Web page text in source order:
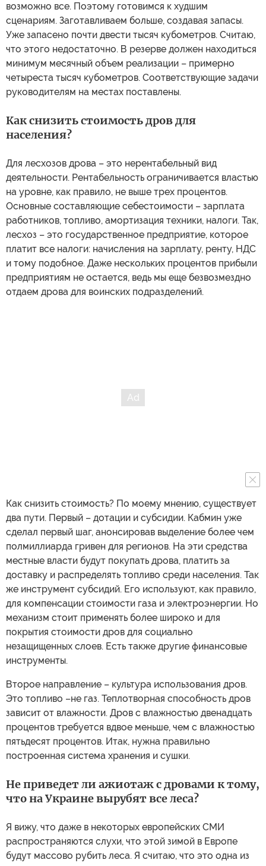
возможно все. Поэтому готовимся к худшим
сценариям. Заготавливаем больше, создавая запасы.
Уже запасено почти двести тысяч кубометров. Считаю,
что этого недостаточно. В резерве должен находиться
минимум месячный объем реализации – примерно
четыреста тысяч кубометров. Соответствующие задачи
руководителям на местах поставлены.
Как снизить стоимость дров для
населения?
Для лесхозов дрова – это нерентабельный вид
деятельности. Рентабельность ограничивается властью
на уровне, как правило, не выше трех процентов.
Основные составляющие себестоимости – зарплата
работников, топливо, амортизация техники, налоги. Так,
лесхоз – это государственное предприятие, которое
платит все налоги: начисления на зарплату, ренту, НДС
и тому подобное. Даже нескольких процентов прибыли
предприятиям не остается, ведь мы еще безвозмездно
отдаем дрова для воинских подразделений.
Как снизить стоимость? По моему мнению, существует
два пути. Первый – дотации и субсидии. Кабмин уже
сделал первый шаг, анонсировав выделение более чем
полмиллиарда гривен для регионов. На эти средства
местные власти будут покупать дрова, платить за
доставку и распределять топливо среди населения. Так
же инструмент субсидий. Его используют, как правило,
для компенсации стоимости газа и электроэнергии. Но
механизм стоит применять более широко и для
покрытия стоимости дров для социально
незащищенных слоев. Есть также другие финансовые
инструменты.
Второе направление – культура использования дров.
Это топливо –не газ. Теплотворная способность дров
зависит от влажности. Дров с влажностью двенадцать
процентов требуется вдвое меньше, чем с влажностью
пятьдесят процентов. Итак, нужна правильно
построенная система хранения и сушки.
Не приведет ли ажиотаж с дровами к тому,
что на Украине вырубят все леса?
Я вижу, что даже в некоторых европейских СМИ
распространяются слухи, что этой зимой в Европе
будут массово рубить леса. Я считаю, что это одна из